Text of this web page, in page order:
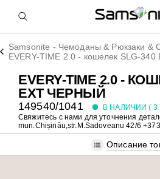
Samsonite - Чемоданы & Рюкзаки &
EVERY-TIME 2.0 - кошелек SLG-340
EVERY-TIME 2.0 -
EXT ЧЕРНЫЙ
149540/1041 В НАЛИЧИИ ( 3
Свяжитесь с нами для уточнения
mun.Chișinău,str.M.Sadoveanu 42/6
Описание